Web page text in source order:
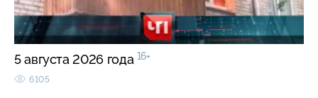
5 августа 2026 года 16+
6105